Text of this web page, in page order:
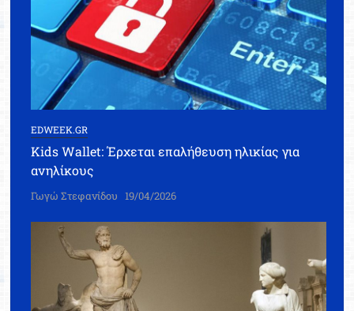
EDWEEK.GR
Kids Wallet: Έρχεται επαλήθευση ηλικίας για
ανηλίκους
Γωγώ Στεφανίδου 19/04/2026